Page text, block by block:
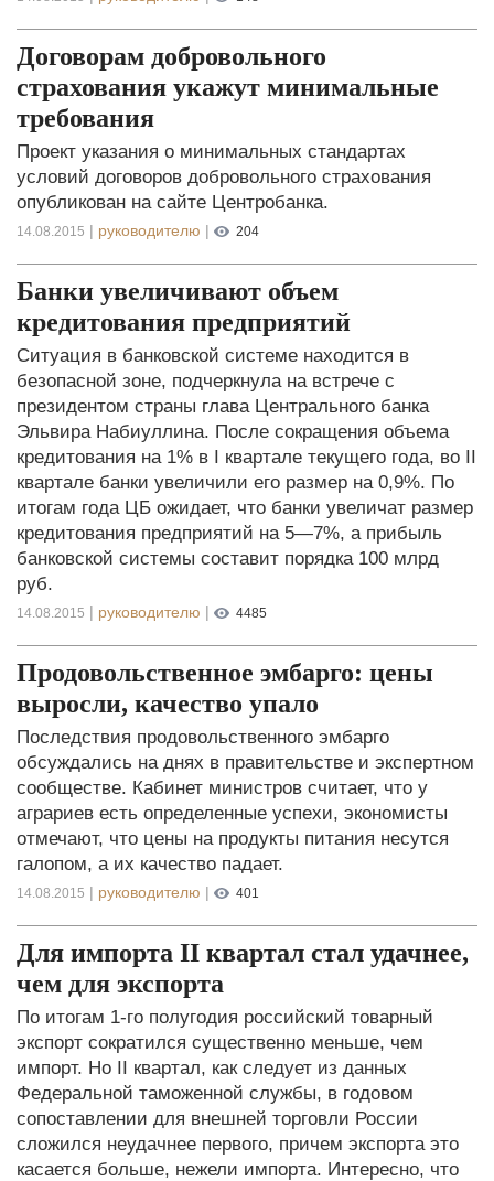
Договорам добровольного
страхования укажут минимальные
требования
Проект указания о минимальных стандартах
условий договоров добровольного страхования
опубликован на сайте Центробанка.
14.08.2015 | руководителю | 204
Банки увеличивают объем
кредитования предприятий
Ситуация в банковской системе находится в
безопасной зоне, подчеркнула на встрече с
президентом страны глава Центрального банка
Эльвира Набиуллина. После сокращения объема
кредитования на 1% в I квартале текущего года, во II
квартале банки увеличили его размер на 0,9%. По
итогам года ЦБ ожидает, что банки увеличат размер
кредитования предприятий на 5—7%, а прибыль
банковской системы составит порядка 100 млрд
руб.
14.08.2015 | руководителю | 4485
Продовольственное эмбарго: цены
выросли, качество упало
Последствия продовольственного эмбарго
обсуждались на днях в правительстве и экспертном
сообществе. Кабинет министров считает, что у
аграриев есть определенные успехи, экономисты
отмечают, что цены на продукты питания несутся
галопом, а их качество падает.
14.08.2015 | руководителю | 401
Для импорта II квартал стал удачнее,
чем для экспорта
По итогам 1-го полугодия российский товарный
экспорт сократился существенно меньше, чем
импорт. Но II квартал, как следует из данных
Федеральной таможенной службы, в годовом
сопоставлении для внешней торговли России
сложился неудачнее первого, причем экспорта это
касается больше, нежели импорта. Интересно, что